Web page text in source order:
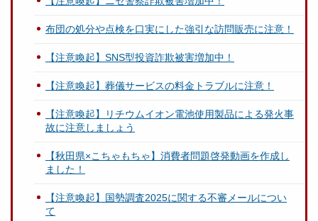
布団の処分や点検を口実にした強引な訪問販売に注意！
【注意喚起】SNS型投資詐欺被害増加中！
【注意喚起】葬儀サービスの料金トラブルに注意！
【注意喚起】リチウムイオン電池使用製品による発火事
故に注意しましょう
【秋田県×こちゃもちゃ】消費者問題啓発動画を作成し
ました！
【注意喚起】国勢調査2025に関する不審メールについ
て